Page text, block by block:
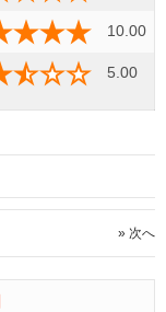
10.00
5.00
» 次へ